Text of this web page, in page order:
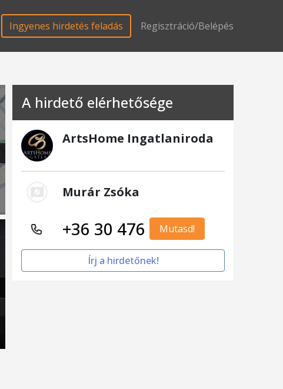
Ingyenes hirdetés feladás Regisztráció/Belépés
A hirdető elérhetősége
ArtsHome Ingatlaniroda
Murár Zsóka
+36 30 476 Mutasd!
Írj a hirdetőnek!